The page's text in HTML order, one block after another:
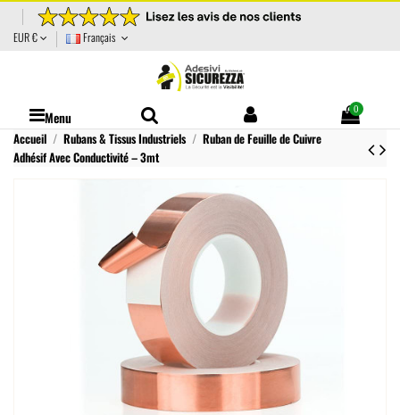
EUR € Français
Menu 0
Accueil Rubans & Tissus Industriels
Ruban de Feuille de Cuivre
Adhésif Avec Conductivité – 3mt